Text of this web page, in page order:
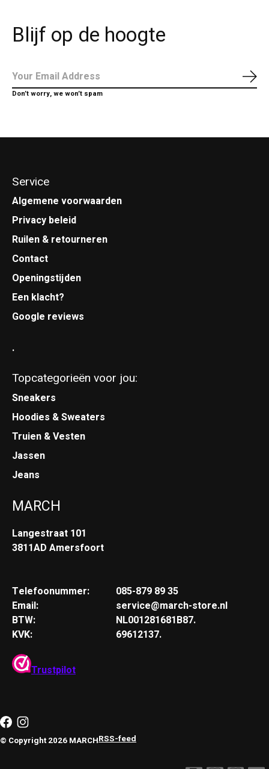
Blijf op de hoogte
Don’t worry, we won’t spam
Service
Algemene voorwaarden
Privacy beleid
Ruilen & retourneren
Contact
Openingstijden
Een klacht?
Google reviews
.
Topcategorieën voor jou:
Sneakers
Hoodies & Sweaters
Truien & Vesten
Jassen
Jeans
MARCH
Langestraat 101
3811AD Amersfoort
Telefoonummer:
Email:
BTW:
KVK:
085-879 89 35
service@march-store.nl
NL001281681B87.
69612137.
Trustpilot
© Copyright 2026 MARCHRSS-feed